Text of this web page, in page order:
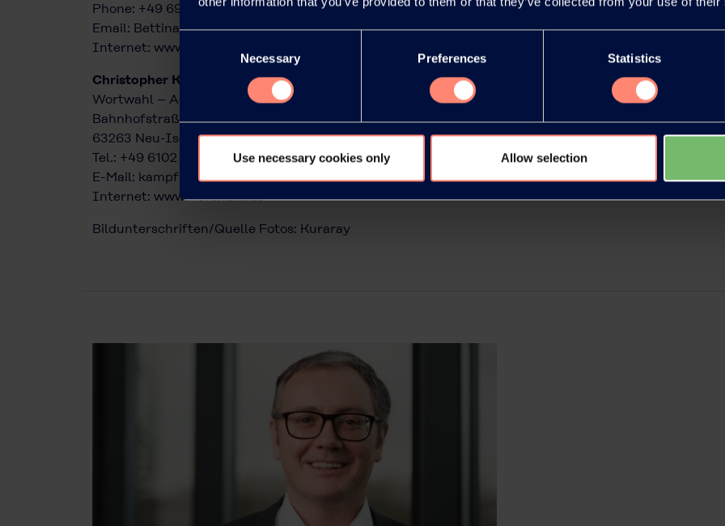
Necessary Preferences Statistics
Use necessary cookies only Allow selection
Phone: +49 69 305 85797
Email: Bettina.Plaumann@kuraray.com
Internet: www.kuraray.eu
Christopher Kampfmann
Wortwahl – Agentur für Unternehmens- und Onlinekommunikation
Bahnhofstraße 123
63263 Neu-Isenburg
Tel.: +49 6102 36678-22
E-Mail: kampfmann@wortwahl.de
Internet: www.wortwahl.de
Bildunterschriften/Quelle Fotos: Kuraray